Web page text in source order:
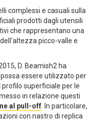
complessi e casuali sulla
prodotti dagli utensili
che rappresentano una
picco-valle e
D. Beamish2 ha
essere utilizzato per
superficiale per le
in relazione questi
al pull-off . In particolare,
con nastro di replica